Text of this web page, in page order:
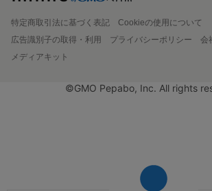
特定商取引法に基づく表記
Cookieの使用について
広告識別子の取得・利用
プライバシーポリシー 会
メディアキット
©GMO Pepabo, Inc. All rights